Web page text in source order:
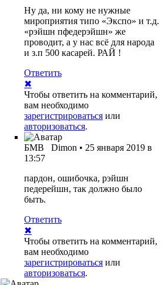
Ну да, ни кому не нужные
мироприятия типо «Экспо» и т.д.
«рэйшн пфедерэйшн» же
проводит, а у нас всё для народа
и з.п 500 касарей. РАЙ !
Ответить
✖
Чтобы ответить на комментарий,
вам необходимо
зарегистрироваться или
авторизоваться.
БМВ Dimon • 25 января 2019 в
13:57
пардон, ошибочка, рэйшн
педерейшн, так должно было
быть.
Ответить
✖
Чтобы ответить на комментарий,
вам необходимо
зарегистрироваться или
авторизоваться.